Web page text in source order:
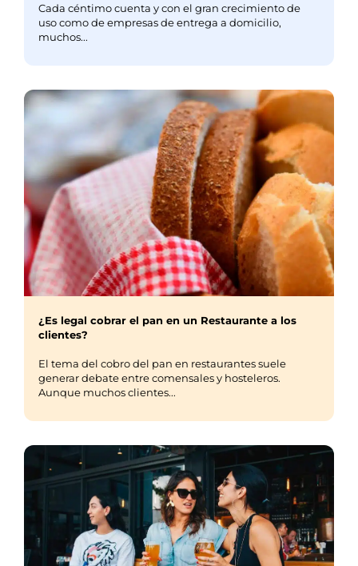
Cada céntimo cuenta y con el gran crecimiento de
uso como de empresas de entrega a domicilio,
muchos...
¿Es legal cobrar el pan en un Restaurante a los
clientes?
El tema del cobro del pan en restaurantes suele
generar debate entre comensales y hosteleros.
Aunque muchos clientes...